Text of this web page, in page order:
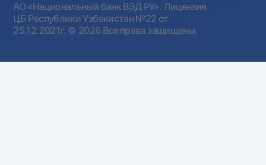
АО «Национальный банк ВЭД РУ». Лицензия
ЦБ Республики Узбекистан №22 от
25.12.2021г. © 2026 Все права защищены.